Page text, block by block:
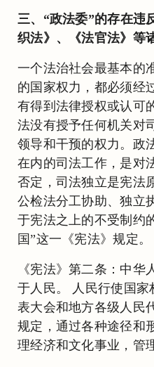
三、“政法委”的存在违
织法》、《法官法》等
一个法治社会最基本的
的国家权力，都必须经
有得到法律授权或认可
法没有授予任何机关对
领导和干预的权力。政
在内的司法工作，是对
否定，司法独立是宪法
公检法分工协助、独立
于宪法之上的不受制约
国”这一《宪法》规定。
《宪法》第二条：中
于人民。 人民行使国
表大会和地方各级人民
规定，通过各种途径和
理经济和文化事业，管